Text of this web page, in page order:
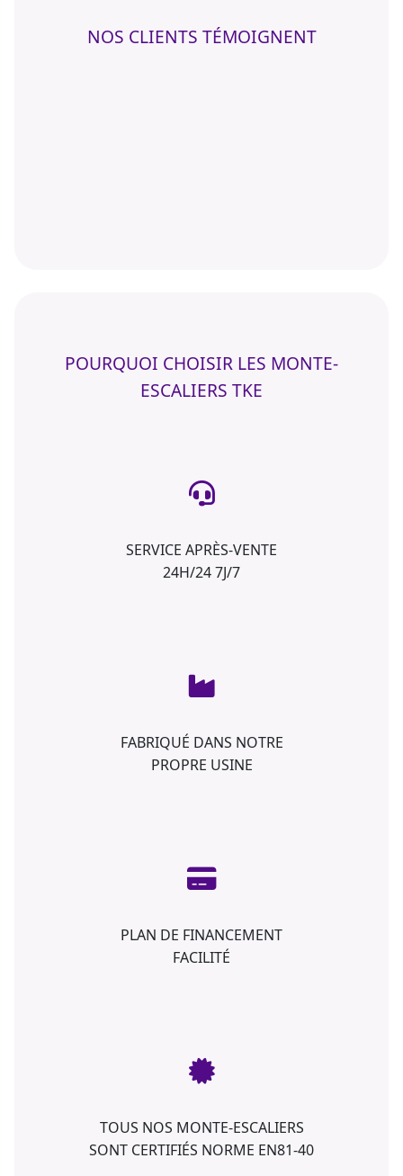
NOS CLIENTS TÉMOIGNENT
POURQUOI CHOISIR LES MONTE-
ESCALIERS TKE
SERVICE APRÈS-VENTE
24H/24 7J/7
FABRIQUÉ DANS NOTRE
PROPRE USINE
PLAN DE FINANCEMENT
FACILITÉ
TOUS NOS MONTE-ESCALIERS
SONT CERTIFIÉS NORME EN81-40